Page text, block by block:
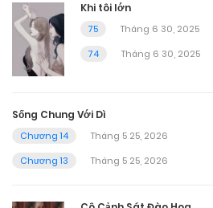
Khi tôi lớn
75
Tháng 6 30, 2025
74
Tháng 6 30, 2025
Sống Chung Với Dì
Chương 14
Tháng 5 25, 2026
Chương 13
Tháng 5 25, 2026